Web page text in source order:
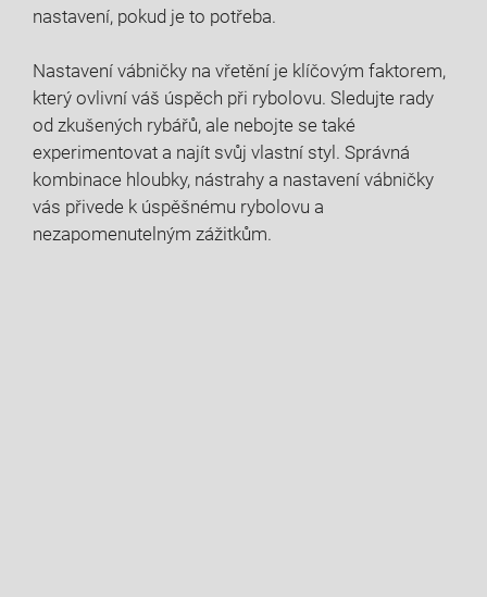
nastavení, pokud je to potřeba.
Nastavení ​vábničky na vřetění ‌je klíčovým faktorem,
který ovlivní ​váš úspěch při rybolovu.‌ Sledujte⁢ rady
⁤od zkušených rybářů, ale nebojte se také
experimentovat ‍a najít svůj vlastní styl. Správná ​
kombinace hloubky, nástrahy a nastavení vábničky
vás přivede k úspěšnému rybolovu a
nezapomenutelným zážitkům.